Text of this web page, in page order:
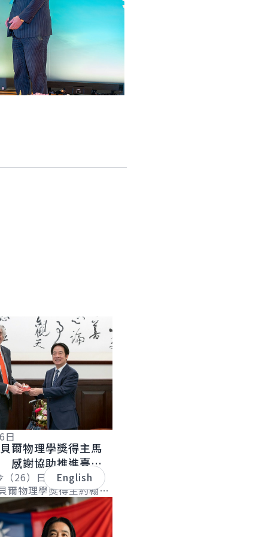
日
爾物理學獎得主馬
感謝協助推進臺灣
盼持續強化國際
（26）日上午接見
爾物理學獎得主約翰．
M. Martinis）博
開創「量子霸權」...
English